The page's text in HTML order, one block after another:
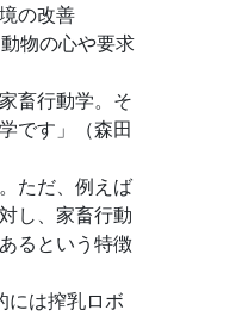
の改善
物の心や要求
畜行動学。そ
です」（森田
ただ、例えば
し、家畜行動
るという特徴
には搾乳ロボ